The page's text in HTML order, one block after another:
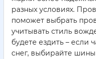
разных условиях.
поможет выбрать
учитывать стиль
будете ездить – если
снег, выбирайте